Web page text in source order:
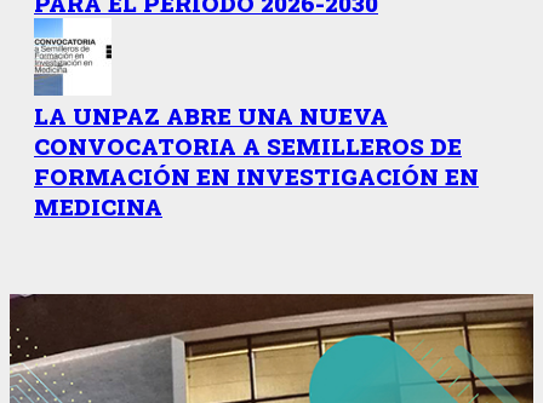
LA UNPAZ ABRE UNA NUEVA
CONVOCATORIA A SEMILLEROS DE
FORMACIÓN EN INVESTIGACIÓN EN
MEDICINA